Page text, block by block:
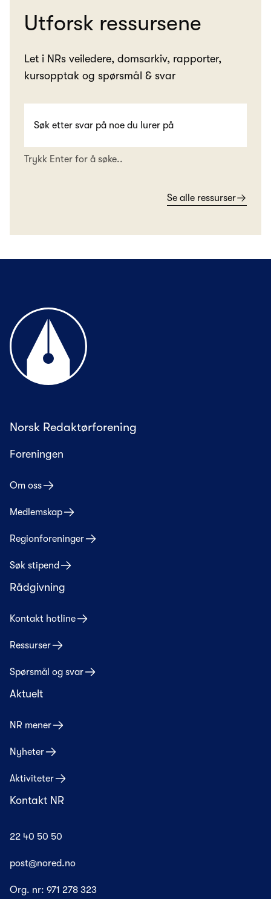
Utforsk ressursene
Let i NRs veiledere, domsarkiv, rapporter,
kursopptak og spørsmål & svar
Trykk Enter for å søke..
Se alle ressurser
Til forsiden
Norsk Redaktørforening
Foreningen
Om oss
Medlemskap
Regionforeninger
Søk stipend
Rådgivning
Kontakt hotline
Ressurser
Spørsmål og svar
Aktuelt
NR mener
Nyheter
Aktiviteter
Kontakt NR
22 40 50 50
post@nored.no
Org. nr: 971 278 323